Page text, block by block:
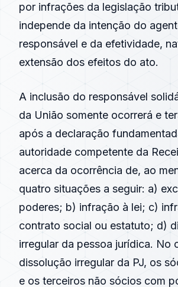
por infrações da legislação
independe da intenção do
responsável e da efetividade,
extensão dos efeitos do ato.
A inclusão do responsável
da União somente ocorrerá e
após a declaração
autoridade competente da
acerca da ocorrência de, ao
quatro situações a seguir: a)
poderes; b) infração à lei; c)
contrato social ou estatuto; d)
irregular da pessoa jurídica. No
dissolução irregular da PJ, os
e os terceiros não sócios com